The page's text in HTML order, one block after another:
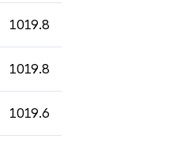
1019.8
1019.8
1019.6